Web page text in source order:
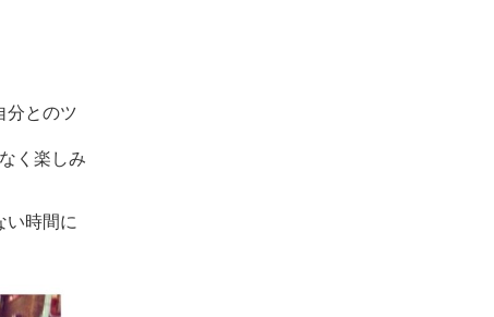
分とのツ
く楽しみ
い時間に